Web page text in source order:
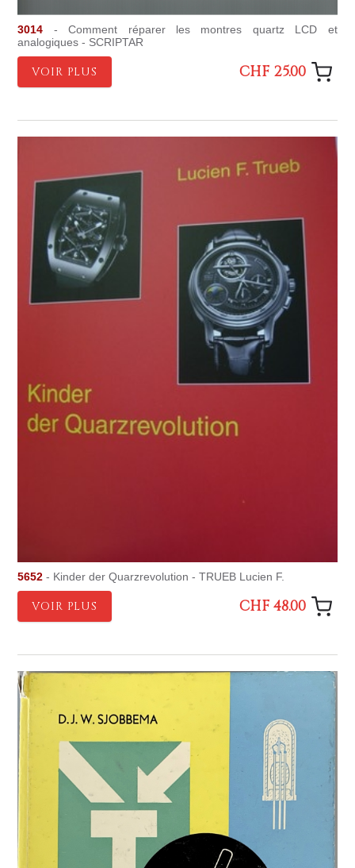
3014 - Comment réparer les montres quartz LCD et
analogiques - SCRIPTAR
VOIR PLUS CHF 25.00
5652 - Kinder der Quarzrevolution - TRUEB Lucien F.
VOIR PLUS CHF 48.00